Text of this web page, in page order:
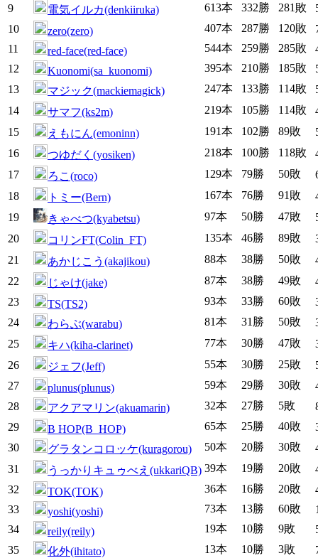
9
電気イルカ(denkiiruka) 613本 332勝 281敗
10
zero(zero) 407本 287勝 120敗
11
red-face(red-face) 544本 259勝 285敗
12
Kuonomi(sa_kuonomi) 395本 210勝 185敗
13
マジック(mackiemagick) 247本 133勝 114敗
14
サマフ(ks2m) 219本 105勝 114敗
15
えもにん(emoninn) 191本 102勝 89敗
16
つゆだく(yosiken) 218本 100勝 118敗
17
ろこ(roco) 129本 79勝 50敗
18
トミー(Bern) 167本 76勝 91敗
19
きゃべつ(kyabetsu) 97本 50勝 47敗
20
コリンFT(Colin_FT) 135本 46勝 89敗
21
あかじこう(akajikou) 88本 38勝 50敗
22
じゃけ(jake) 87本 38勝 49敗
23
TS(TS2) 93本 33勝 60敗
24
わらぶ(warabu) 81本 31勝 50敗
25
キハ(kiha-clarinet) 77本 30勝 47敗
26
ジェフ(Jeff) 55本 30勝 25敗
27
plunus(plunus) 59本 29勝 30敗
28
アクアマリン(akuamarin) 32本 27勝 5敗
29
B HOP(B_HOP) 65本 25勝 40敗
30
グラタンコロッケ(kuragorou) 50本 20勝 30敗
31
うっかりキュゥべえ(ukkariQB) 39本 19勝 20敗
32
TOK(TOK) 36本 16勝 20敗
33
yoshi(yoshi) 73本 13勝 60敗
34
reily(reily) 19本 10勝 9敗
35
化外(ihitato) 13本 10勝 3敗